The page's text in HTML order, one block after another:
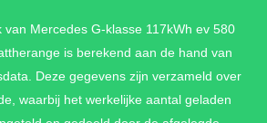
II
ster in zwart glanzende afwerking
vooraan en achteraan
van Mercedes G-klasse 117kWh ev 580
is berekend aan de hand van
Deze gegevens zijn verzameld over
waarbij het werkelijke aantal geladen